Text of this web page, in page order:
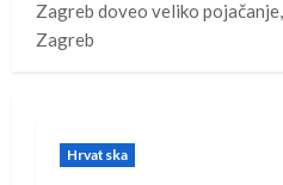
Zagreb doveo veliko
Zagreb
Hrvatska